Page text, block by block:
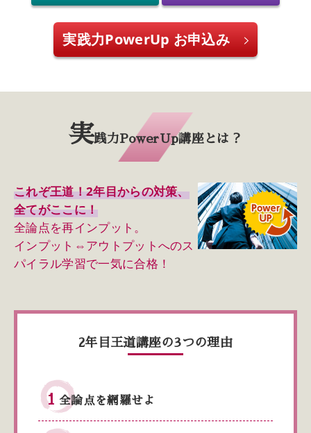
実践力PowerUp お申込み
実践力PowerUp講座とは？
これぞ王道！2年目からの対策、
全てがここに！
全論点を再インプット。
インプット⇔アウトプットへのス
パイラル学習で一気に合格！
2年目王道講座の3つの理由
1 全論点を網羅せよ